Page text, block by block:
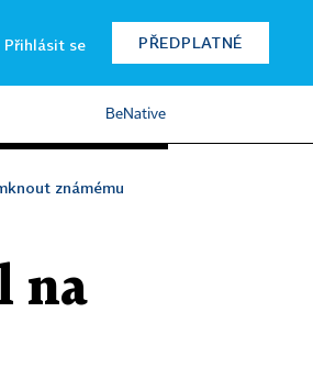
Přihlásit se PŘEDPLATNÉ
BeNative
známému
na